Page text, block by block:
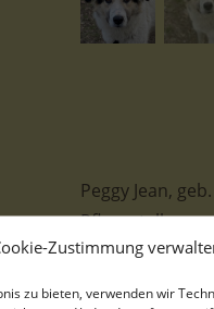
Zustimmung
zu bieten, verwenden wir
Peggy Jean,
Pflegestelle
Peggy Jean
einem Feld